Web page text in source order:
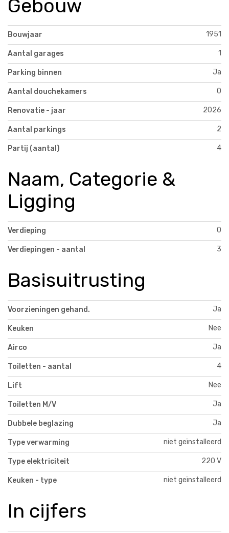
Gebouw
Bouwjaar 1951
Aantal garages 1
Parking binnen Ja
Aantal douchekamers 0
Renovatie - jaar 2026
Aantal parkings 2
Partij (aantal) 4
Naam, Categorie &
Ligging
Verdieping 0
Verdiepingen - aantal 3
Basisuitrusting
Voorzieningen gehand. Ja
Keuken Nee
Airco Ja
Toiletten - aantal 4
Lift Nee
Toiletten M/V Ja
Dubbele beglazing Ja
Type verwarming niet geïnstalleerd
Type elektriciteit 220 V
Keuken - type niet geïnstalleerd
In cijfers